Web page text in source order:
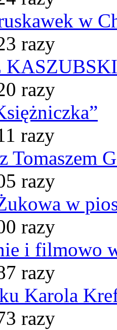
w
razy
razy
razy
Tomaszem
razy
w
razy
i filmowo
razy
Karola
razy